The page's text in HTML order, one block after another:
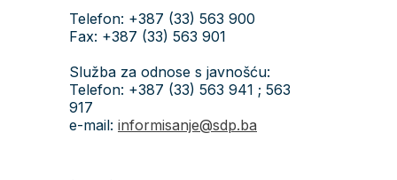
Telefon: +387 (33) 563 900
Fax: +387 (33) 563 901
Služba za odnose s javnošću:
Telefon: +387 (33) 563 941 ; 563
917
e-mail: informisanje@sdp.ba